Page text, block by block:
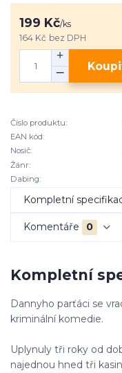
199 Kč/ks
164 Kč bez DPH
Číslo produktu:
EAN kód:
Nosič:
Žánr:
Dabing:
Kompletní
Komentáře 0
Kompletní
Dannyho parťáci se
kriminální komedie.
Uplynuly tři roky od
najednou hned tři